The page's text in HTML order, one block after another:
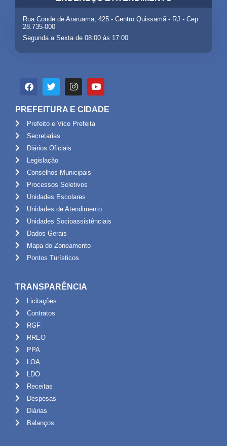
Rua Conde de Araruama, 425 - Centro Quissamã - RJ - Cep:
28.735-000
Segunda a Sexta de 08:00 às 17:00
PREFEITURA E CIDADE
Prefeito e Vice Prefeita
Secretarias
Diários Oficiais
Legislação
Conselhos Municipais
Processos Seletivos
Unidades Escolares
Unidades de Atendimento
Unidades Socioassistênciais
Dados Gerais
Mapa do Zoneamento
Pontos Turísticos
TRANSPARÊNCIA
Licitações
Contratos
RGF
RREO
PPA
LOA
LDO
Receitas
Despesas
Diárias
Balanços